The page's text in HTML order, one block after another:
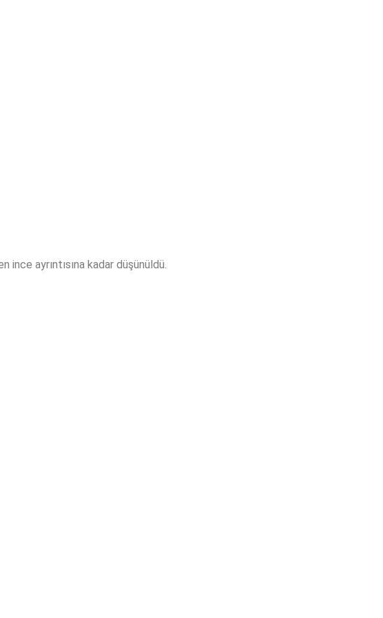
ayrıntısına kadar düşünüldü.